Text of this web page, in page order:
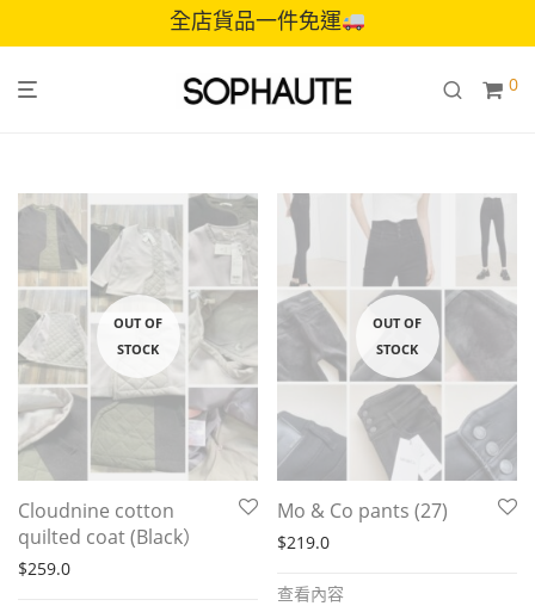
全店貨品一件免運
0
Cloudnine cotton
quilted coat (Black）
$259.0
Mo & Co pants (27)
$219.0
查看內容